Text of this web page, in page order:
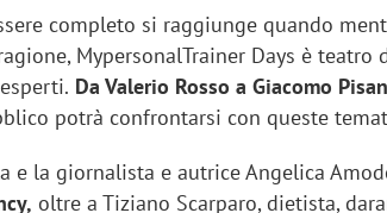
completo si raggiunge quando
MypersonalTrainer Days è teatro
Da Valerio Rosso a Giacomo
potrà confrontarsi con queste
e la giornalista e autrice Angelica
oltre a Tiziano Scarparo, dietista,